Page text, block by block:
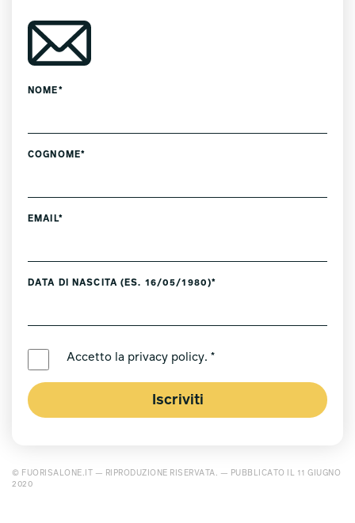
NOME*
COGNOME*
EMAIL*
DATA DI NASCITA (ES. 16/05/1980)*
Accetto la privacy policy. *
Iscriviti
© FUORISALONE.IT — RIPRODUZIONE RISERVATA. — PUBBLICATO IL 11 GIUGNO
2020